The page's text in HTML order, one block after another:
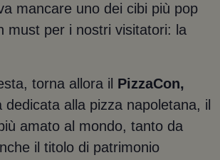
mancare uno dei cibi più pop
must per i nostri visitatori: la
torna allora il PizzaCon,
dedicata alla pizza napoletana, il
amato al mondo, tanto da
il titolo di patrimonio